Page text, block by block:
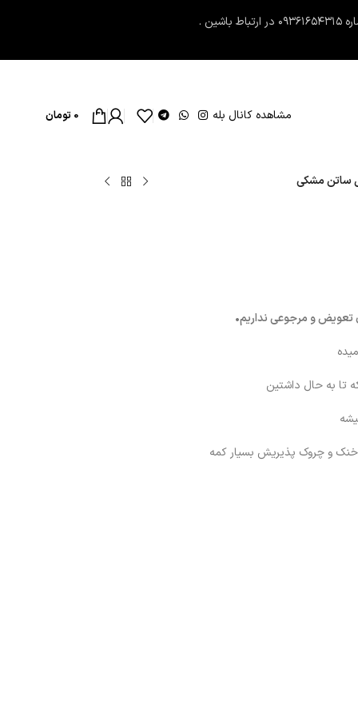
مشاهده کانال بله 0 تومان
ساتن مشکی
و مرجوعی نداریم•
تا به حال داشتین
خنک و چروک پذیریش بسیار کمه